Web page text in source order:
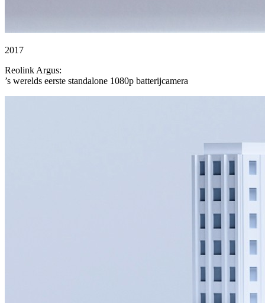
2017
Reolink Argus:
’s werelds eerste standalone 1080p batterijcamera